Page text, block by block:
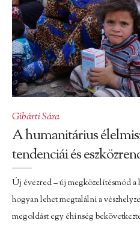
Gibárti Sára
A humanitárius
tendenciái és
Új évezred – új megközelítésmód a
hogyan lehet megtalálni a
megoldást egy éhínség